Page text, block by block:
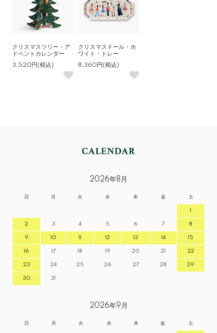
クリスマスツリー・ア
ドベントカレンダー
3,520円(税込)
クリスマスドール・ホ
ワイト・トレー
8,360円(税込)
2026年8月
日 月 火 水 木 金 土
1
2 3 4 5 6 7 8
9 10 11 12 13 14 15
16 17 18 19 20 21 22
23 24 25 26 27 28 29
30 31
2026年9月
日 月 火 水 木 金 土